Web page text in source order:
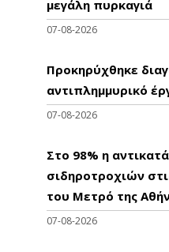
μεγάλη πυρκαγιά
07-08-2026
Προκηρύχθηκε
αντιπλημμυρικό
07-08-2026
Στο 98% η
σιδηροτροχιών
του Μετρό της
07-08-2026